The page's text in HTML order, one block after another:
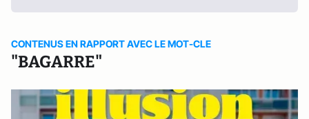
CONTENUS EN RAPPORT AVEC LE MOT-CLE
"BAGARRE"